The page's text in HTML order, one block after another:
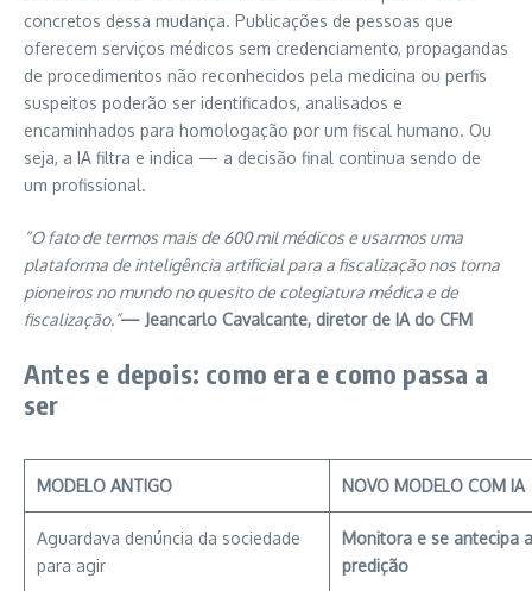
concretos dessa mudança. Publicações de pessoas que
oferecem serviços médicos sem credenciamento, propagandas
de procedimentos não reconhecidos pela medicina ou perfis
suspeitos poderão ser identificados, analisados e
encaminhados para homologação por um fiscal humano. Ou
seja, a IA filtra e indica — a decisão final continua sendo de
um profissional.
“O fato de termos mais de 600 mil médicos e usarmos uma
plataforma de inteligência artificial para a fiscalização nos torna
pioneiros no mundo no quesito de colegiatura médica e de
fiscalização.”— Jeancarlo Cavalcante, diretor de IA do CFM
Antes e depois: como era e como passa a
ser
MODELO ANTIGO NOVO MODELO COM IA
Aguardava denúncia da sociedade
para agir
Monitora e se antecipa
predição